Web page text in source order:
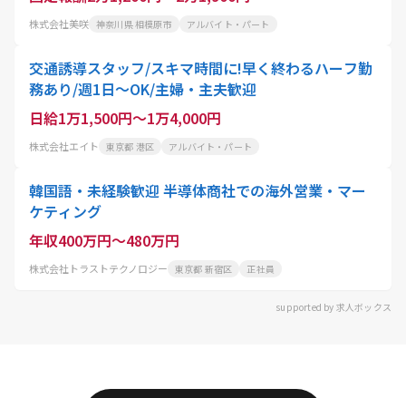
株式会社美咲 神奈川県 相模原市 アルバイト・パート
交通誘導スタッフ/スキマ時間に!早く終わるハーフ勤
務あり/週1日～OK/主婦・主夫歓迎
日給1万1,500円～1万4,000円
株式会社エイト 東京都 港区 アルバイト・パート
韓国語・未経験歓迎 半導体商社での海外営業・マー
ケティング
年収400万円～480万円
株式会社トラストテクノロジー 東京都 新宿区 正社員
supported by 求人ボックス